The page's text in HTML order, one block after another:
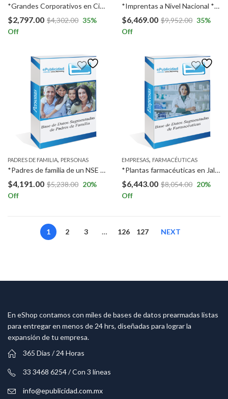
*Grandes Corporativos en Ciudad de México (150 REGISTROS). *Grandes Corporativos en Ciudad de México (150 REGISTROS).
$2,797.00 $4,302.00 35%
Off
*Imprentas a Nivel Nacional *Pymes de agencias de marketing y publicidad a Nivel Nacional *Diseñadores gráficos freelance (independientes) a Nivel Nacional.
$6,469.00 $9,952.00 35%
Off
PADRES DE FAMILIA, PERSONAS
*Padres de familia de un NSE medio-alto con hijos en 3ro de secundaria y 3ro de preparatoria en la ZMG.
$4,191.00 $5,238.00 20%
Off
EMPRESAS, FARMACÉUTICAS
*Plantas farmacéuticas en Jalisco.*Plantas cosméticas en Jalisco.*Plantas veterinarias en Jalisco.*Plantas de dispositivos médicos en Jalisco
$6,443.00 $8,054.00 20%
Off
1 2 3 … 126 127 NEXT
En eShop contamos con miles de bases de datos prearmadas listas
para entregar en menos de 24 hrs, diseñadas para lograr la
expansión de tu empresa.
365 Dias / 24 Horas
33 3468 6254 / Con 3 líneas
info@epublicidad.com.mx